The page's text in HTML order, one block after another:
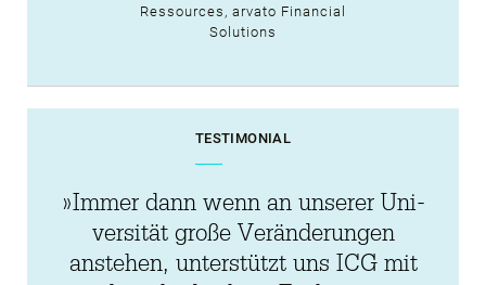
Ressources, arvato Financial
Solutions
TESTIMONIAL
»Immer dann wenn an unserer Uni­
versität große Veränderungen
anstehen, unterstützt uns ICG mit